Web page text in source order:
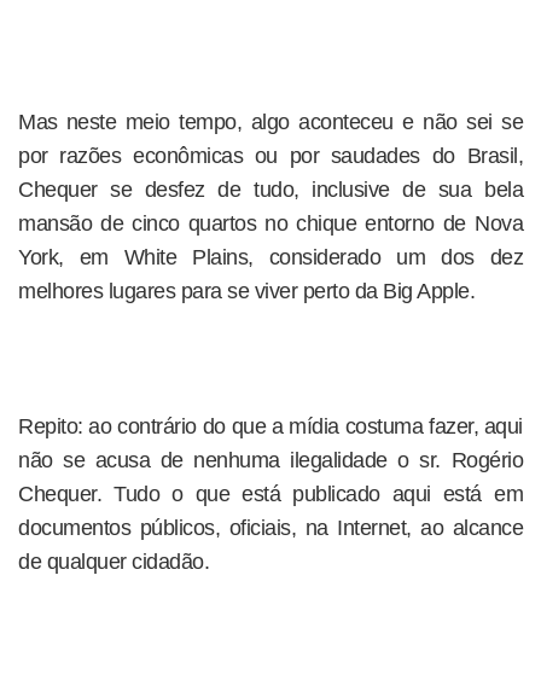
Mas neste meio tempo, algo aconteceu e não sei se
por razões econômicas ou por saudades do Brasil,
Chequer se desfez de tudo, inclusive de sua bela
mansão de cinco quartos no chique entorno de Nova
York, em White Plains, considerado um dos dez
melhores lugares para se viver perto da Big Apple.
Repito: ao contrário do que a mídia costuma fazer, aqui
não se acusa de nenhuma ilegalidade o sr. Rogério
Chequer. Tudo o que está publicado aqui está em
documentos públicos, oficiais, na Internet, ao alcance
de qualquer cidadão.